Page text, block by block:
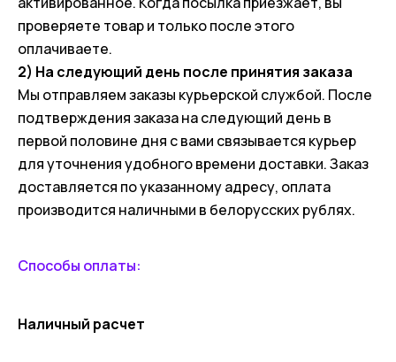
проверяете товар и только после этого
оплачиваете.
2) На следующий день после принятия заказа
Мы отправляем заказы курьерской службой. После
подтверждения заказа на следующий день в
первой половине дня с вами связывается курьер
для уточнения удобного времени доставки. Заказ
доставляется по указанному адресу, оплата
производится наличными в белорусских рублях.
Способы оплаты:
Наличный расчет